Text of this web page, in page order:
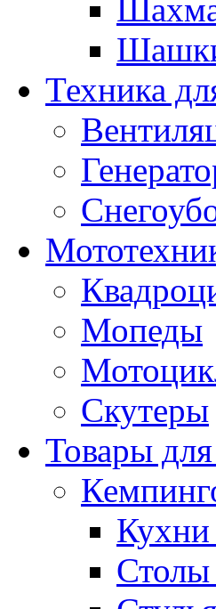
Техника
Мопеды
Скутеры
Товары